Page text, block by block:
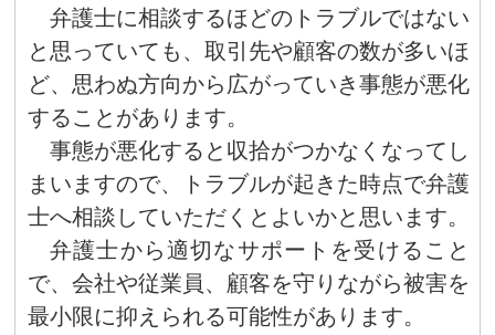
弁護士に相談するほどのトラブルではない
と思っていても、取引先や顧客の数が多いほ
ど、思わぬ方向から広がっていき事態が悪化
することがあります。
事態が悪化すると収拾がつかなくなってし
まいますので、トラブルが起きた時点で弁護
士へ相談していただくとよいかと思います。
弁護士から適切なサポートを受けること
で、会社や従業員、顧客を守りながら被害を
最小限に抑えられる可能性があります。